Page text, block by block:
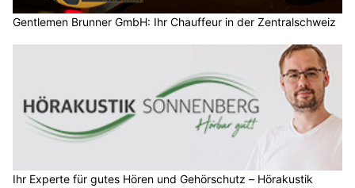
Gentlemen Brunner GmbH: Ihr Chauffeur in der Zentralschweiz
Ihr Experte für gutes Hören und Gehörschutz – Hörakustik